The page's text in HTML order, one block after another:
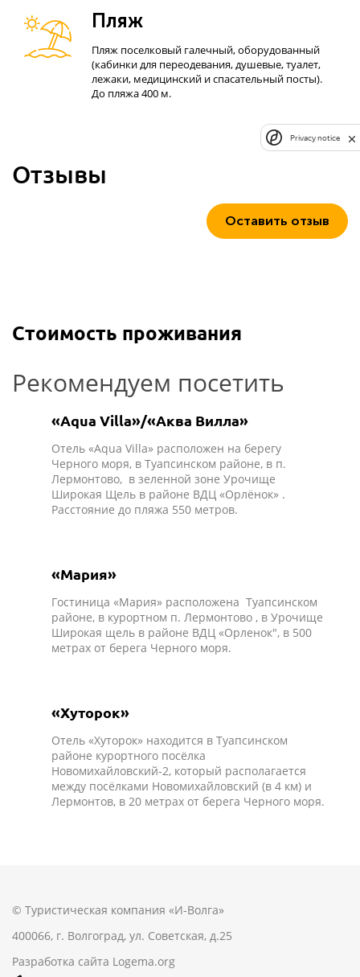
Пляж
Пляж поселковый галечный, оборудованный
(кабинки для переодевания, душевые, туалет,
лежаки, медицинский и спасательный посты).
До пляжа 400 м.
Отзывы
Оставить отзыв
Стоимость проживания
Рекомендуем посетить
«Aqua Villa»/«Аква Вилла»
Отель «Aqua Villa» расположен на берегу
Черного моря, в Туапсинском районе, в п.
Лермонтово, в зеленной зоне Урочище
Широкая Щель в районе ВДЦ «Орлёнок» .
Расстояние до пляжа 550 метров.
«Мария»
Гостиница «Мария» расположена Туапсинском
районе, в курортном п. Лермонтово , в Урочище
Широкая щель в районе ВДЦ «Орленок", в 500
метрах от берега Черного моря.
«Хуторок»
Отель «Хуторок» находится в Туапсинском
районе курортного посёлка
Новомихайловский-2, который располагается
между посёлками Новомихайловский (в 4 км) и
Лермонтов, в 20 метрах от берега Черного моря.
© Туристическая компания «И-Волга»
400066, г. Волгоград, ул. Советская, д.25
Разработка сайта Logema.org
Privacy notice